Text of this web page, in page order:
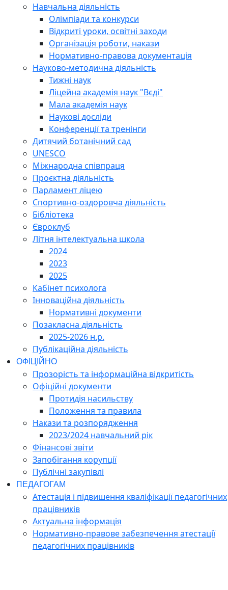
Навчальна діяльність
Олімпіади та конкурси
Відкриті уроки, освітні заходи
Організація роботи, накази
Нормативно-правова документація
Науково-методична діяльність
Тижні наук
Ліцейна академія наук "Вєді"
Мала академія наук
Наукові досліди
Конференції та тренінги
Дитячий ботанічний сад
UNESCO
Міжнародна співпраця
Проєктна діяльність
Парламент ліцею
Спортивно-оздоровча діяльність
Бібліотека
Євроклуб
Літня інтелектуальна школа
2024
2023
2025
Кабінет психолога
Інноваційна діяльність
Нормативні документи
Позакласна діяльність
2025-2026 н.р.
Публікаційна діяльність
ОФІЦІЙНО
Прозорість та інформаційна відкритість
Офіційні документи
Протидія насильству
Положення та правила
Накази та розпорядження
2023/2024 навчальний рік
Фінансові звіти
Запобігання корупції
Публічні закупівлі
ПЕДАГОГАМ
Атестація і підвишення кваліфікації педагогічних
працівників
Актуальна інформація
Нормативно-правове забезпечення атестації
педагогічних працівників